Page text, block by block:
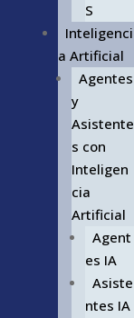
S
Inteligenci
a Artificial
Agentes
y
Asistente
s con
Inteligen
cia
Artificial
Agent
es IA
Asiste
ntes IA